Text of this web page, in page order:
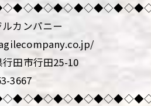
カンパニー
田市行田25-10
3667